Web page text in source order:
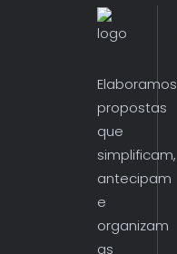
Elaboramos
propostas
que
simplificam,
antecipam
e
organizam
as